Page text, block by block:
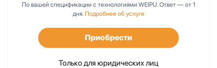
По вашей спецификации с технологиями WEIPU. Ответ — от 1
дня. Подробнее об услуге
Приобрести
Только для юридических лиц